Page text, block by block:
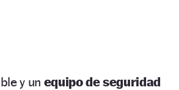
y un equipo de seguridad